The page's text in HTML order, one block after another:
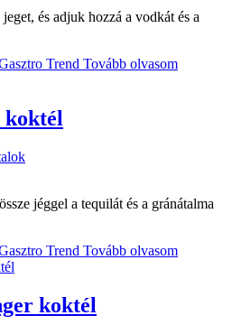
és adjuk hozzá a vodkát és a
Trend Tovább olvasom
jéggel a tequilát és a gránátalma
Trend Tovább olvasom
koktél